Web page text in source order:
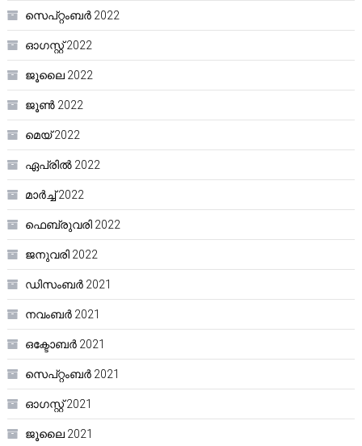
സെപ്റ്റംബർ 2022
ഓഗസ്റ്റ്‌ 2022
ജൂലൈ 2022
ജൂൺ 2022
മെയ്‌ 2022
ഏപ്രിൽ 2022
മാർച്ച്‌ 2022
ഫെബ്രുവരി 2022
ജനുവരി 2022
ഡിസംബർ 2021
നവംബർ 2021
ഒക്ടോബർ 2021
സെപ്റ്റംബർ 2021
ഓഗസ്റ്റ്‌ 2021
ജൂലൈ 2021